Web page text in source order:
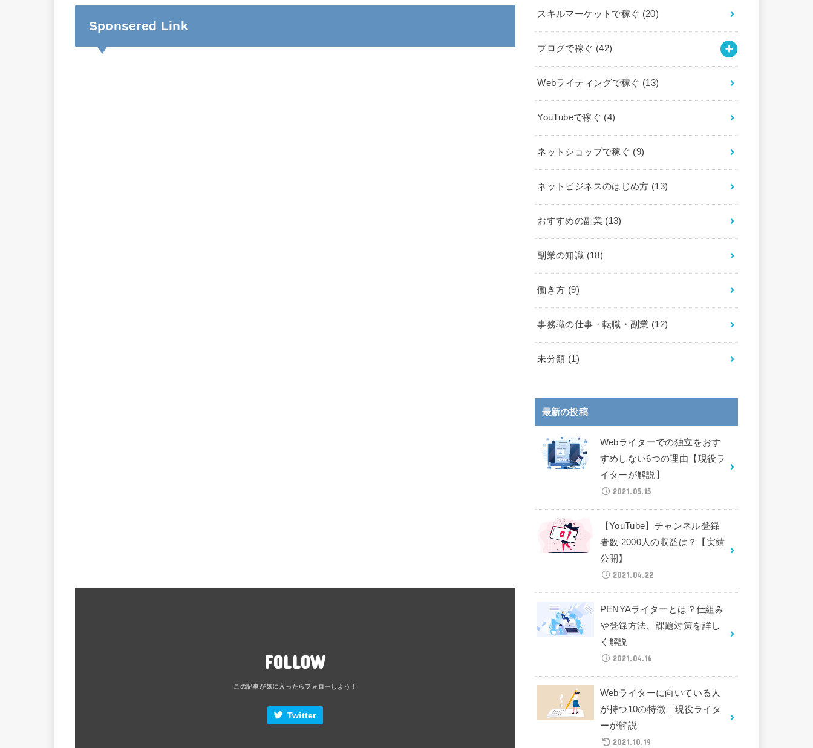
Sponsered Link
FOLLOW
Twitter
スキルマーケットで稼ぐ (20)
ブログで稼ぐ (42)
Webライティングで稼ぐ (13)
YouTubeで稼ぐ (4)
ネットショップで稼ぐ (9)
ネットビジネスのはじめ方 (13)
おすすめの副業 (13)
副業の知識 (18)
働き方 (9)
事務職の仕事・転職・副業 (12)
未分類 (1)
最新の投稿
Webライターでの独立をおす
すめしない6つの理由【現役ラ
イターが解説】
2021.05.15
【YouTube】チャンネル登録
者数 2000人の収益は？【実績
公開】
2021.04.22
PENYAライターとは？仕組み
や登録方法、課題対策を詳し
く解説
2021.04.16
Webライターに向いている人
が持つ10の特徴｜現役ライタ
ーが解説
2021.10.19